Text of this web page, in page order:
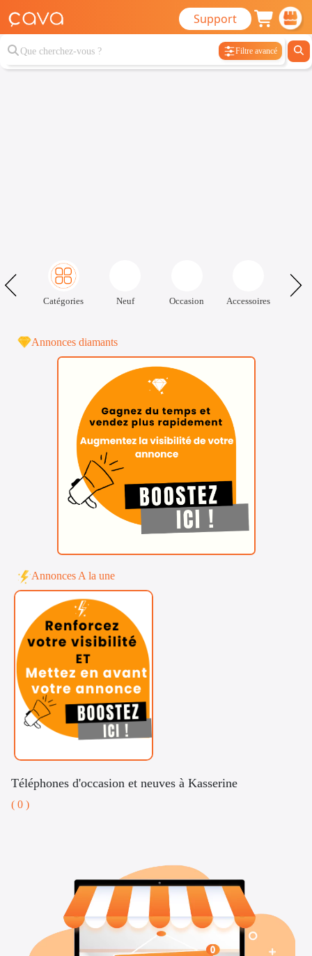
Support
Filtre avancé
Catégories Neuf Occasion Accessoires
Annonces diamants
Annonces A la une
Téléphones d'occasion et neuves à Kasserine
( 0 )